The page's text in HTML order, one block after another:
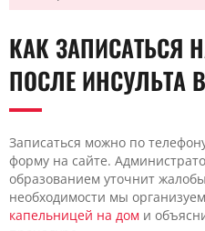
КАК ЗАПИСАТЬСЯ
ПОСЛЕ ИНСУЛЬТА
Записаться можно по
форму на сайте.
образованием уточнит
необходимости мы
капельницей на дом и